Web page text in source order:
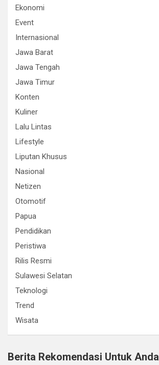
Ekonomi
Event
Internasional
Jawa Barat
Jawa Tengah
Jawa Timur
Konten
Kuliner
Lalu Lintas
Lifestyle
Liputan Khusus
Nasional
Netizen
Otomotif
Papua
Pendidikan
Peristiwa
Rilis Resmi
Sulawesi Selatan
Teknologi
Trend
Wisata
Berita Rekomendasi Untuk Anda